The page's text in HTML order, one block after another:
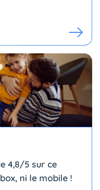
4,8/5 sur ce
ni le mobile !